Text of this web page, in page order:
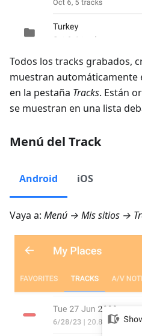
Todos los tracks grabados,
muestran automáticamente
en la pestaña Tracks. Están
se muestran en una lista
Menú del Track
Android iOS
Vaya a: Menú → Mis sitios →